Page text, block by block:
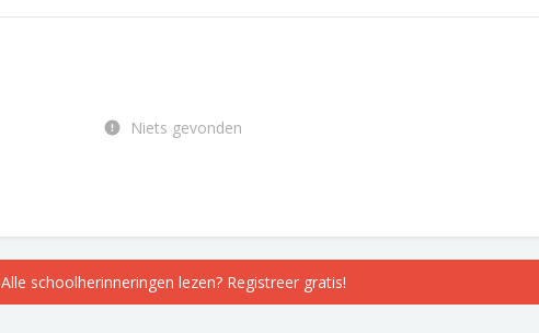
Niets gevonden
Alle schoolherinneringen lezen? Registreer gratis!